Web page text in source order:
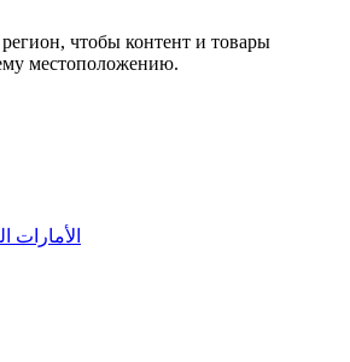
чтобы контент и товары
местоположению.
الأمارات